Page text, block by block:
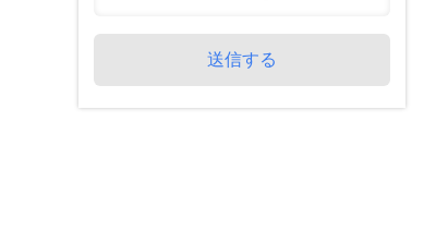
送信する